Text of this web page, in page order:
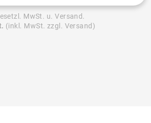
MwSt. u. Versand.
(inkl. MwSt. zzgl. Versand)